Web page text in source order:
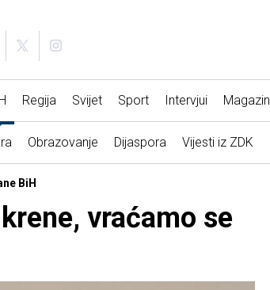
Regija Svijet Sport Intervjui Magazin
Obrazovanje Dijaspora Vijesti iz ZDK
BiH
vraćamo se